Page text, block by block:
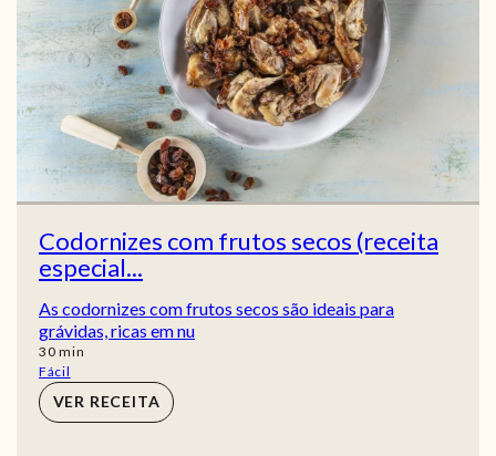
Codornizes com frutos secos (receita
especial...
As codornizes com frutos secos são ideais para
grávidas, ricas em nu
30min
min
Fácil
VER RECEITA